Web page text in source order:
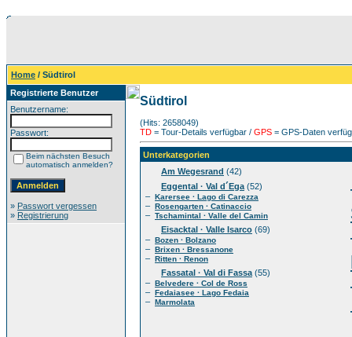
Home / Südtirol
Registrierte Benutzer
Benutzername:
Passwort:
Beim nächsten Besuch
automatisch anmelden?
» Passwort vergessen
» Registrierung
Südtirol
(Hits: 2658049)
TD = Tour-Details verfügbar / GPS = GPS-Daten
Unterkategorien
Am Wegesrand (42)
Eggental · Val d´Ega (52)
– Karersee · Lago di Carezza
– Rosengarten · Catinaccio
– Tschamintal · Valle del Camin
Eisacktal · Valle Isarco (69)
– Bozen · Bolzano
– Brixen · Bressanone
– Ritten · Renon
Fassatal · Val di Fassa (55)
– Belvedere · Col de Ross
– Fedaiasee · Lago Fedaia
– Marmolata